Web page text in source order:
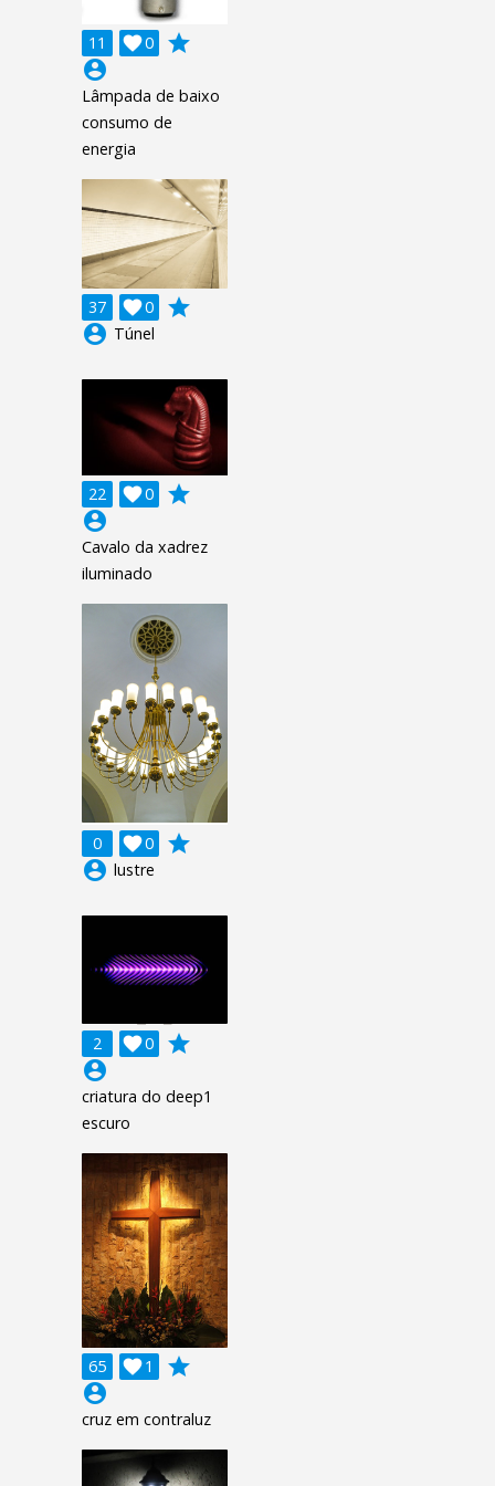
11 0

grade
account_circle
Lâmpada de baixo
consumo de
energia
37 0

grade
account_circle Túnel
22 0

grade
account_circle
Cavalo da xadrez
iluminado
0 0

grade
account_circle lustre
2 0

grade
account_circle
criatura do deep1
escuro
65 1

grade
account_circle
cruz em contraluz